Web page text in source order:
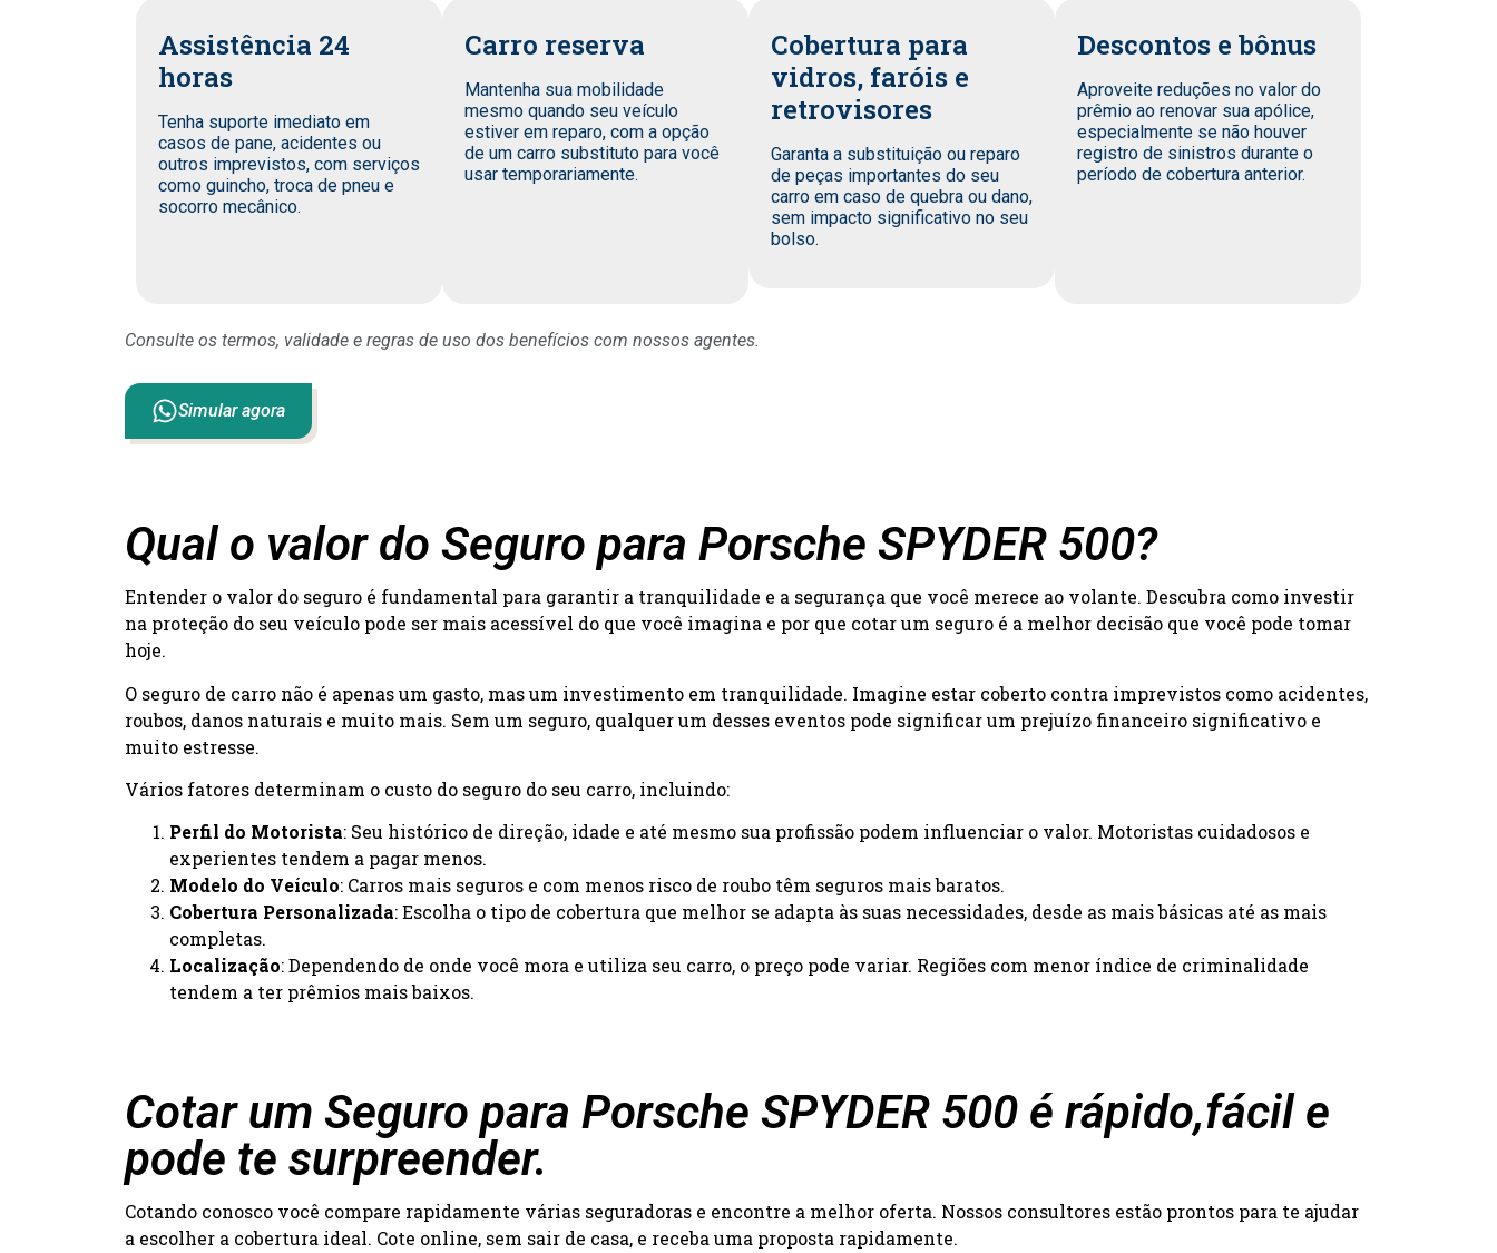
Assistência 24
horas
Tenha suporte imediato em
casos de pane, acidentes ou
outros imprevistos, com serviços
como guincho, troca de pneu e
socorro mecânico.
Carro reserva
Mantenha sua mobilidade
mesmo quando seu veículo
estiver em reparo, com a opção
de um carro substituto para você
usar temporariamente.
Cobertura para
vidros, faróis e
retrovisores
Garanta a substituição ou reparo
de peças importantes do seu
carro em caso de quebra ou dano,
sem impacto significativo no seu
bolso.
Descontos e bônus
Aproveite reduções no valor do
prêmio ao renovar sua apólice,
especialmente se não houver
registro de sinistros durante o
período de cobertura anterior.
Consulte os termos, validade e regras de uso dos benefícios com nossos agentes.
Simular agora
Qual o valor do Seguro para Porsche SPYDER 500?
Entender o valor do seguro é fundamental para garantir a tranquilidade e a segurança que você merece ao volante. Descubra como investir
na proteção do seu veículo pode ser mais acessível do que você imagina e por que cotar um seguro é a melhor decisão que você pode tomar
hoje.
O seguro de carro não é apenas um gasto, mas um investimento em tranquilidade. Imagine estar coberto contra imprevistos como acidentes,
roubos, danos naturais e muito mais. Sem um seguro, qualquer um desses eventos pode significar um prejuízo financeiro significativo e
muito estresse.
Vários fatores determinam o custo do seguro do seu carro, incluindo:
Perfil do Motorista: Seu histórico de direção, idade e até mesmo sua profissão podem influenciar o valor. Motoristas cuidadosos e
experientes tendem a pagar menos.
Modelo do Veículo: Carros mais seguros e com menos risco de roubo têm seguros mais baratos.
Cobertura Personalizada: Escolha o tipo de cobertura que melhor se adapta às suas necessidades, desde as mais básicas até as mais
completas.
Localização: Dependendo de onde você mora e utiliza seu carro, o preço pode variar. Regiões com menor índice de criminalidade
tendem a ter prêmios mais baixos.
Cotar um Seguro para Porsche SPYDER 500 é rápido,fácil e
pode te surpreender.
Cotando conosco você compare rapidamente várias seguradoras e encontre a melhor oferta. Nossos consultores estão prontos para te ajudar
a escolher a cobertura ideal. Cote online, sem sair de casa, e receba uma proposta rapidamente.